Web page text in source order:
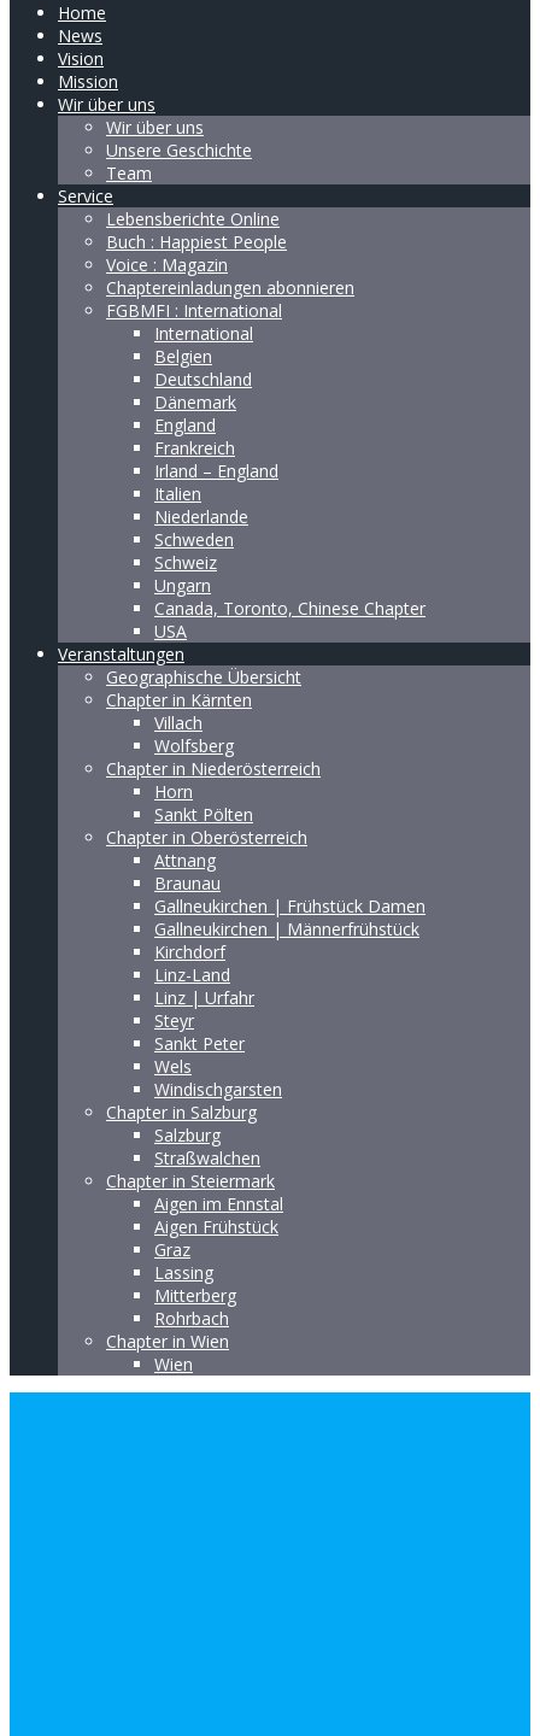
Home
News
Vision
Mission
Wir über uns
Wir über uns
Unsere Geschichte
Team
Service
Lebensberichte Online
Buch : Happiest People
Voice : Magazin
Chaptereinladungen abonnieren
FGBMFI : International
International
Belgien
Deutschland
Dänemark
England
Frankreich
Irland – England
Italien
Niederlande
Schweden
Schweiz
Ungarn
Canada, Toronto, Chinese Chapter
USA
Veranstaltungen
Geographische Übersicht
Chapter in Kärnten
Villach
Wolfsberg
Chapter in Niederösterreich
Horn
Sankt Pölten
Chapter in Oberösterreich
Attnang
Braunau
Gallneukirchen | Frühstück Damen
Gallneukirchen | Männerfrühstück
Kirchdorf
Linz-Land
Linz | Urfahr
Steyr
Sankt Peter
Wels
Windischgarsten
Chapter in Salzburg
Salzburg
Straßwalchen
Chapter in Steiermark
Aigen im Ennstal
Aigen Frühstück
Graz
Lassing
Mitterberg
Rohrbach
Chapter in Wien
Wien